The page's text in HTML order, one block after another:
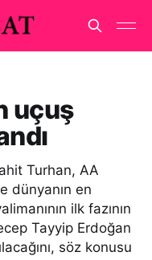
uçuş
Turhan, AA
dünyanın en
ilk fazının
Tayyip Erdoğan
söz konusu